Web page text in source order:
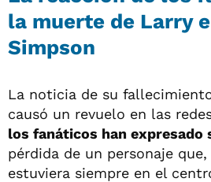
la muerte de Larry
Simpson
La noticia de su
causó un revuelo en las
los fanáticos han expresado
pérdida de un personaje
estuviera siempre en el